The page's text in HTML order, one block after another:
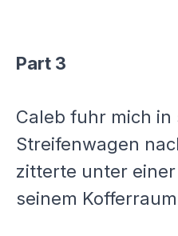
Part 3
Caleb fuhr mich in
Streifenwagen
zitterte unter
seinem